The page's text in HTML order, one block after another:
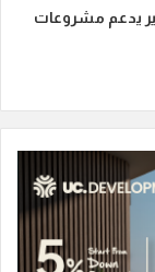
يدعم مشروعات